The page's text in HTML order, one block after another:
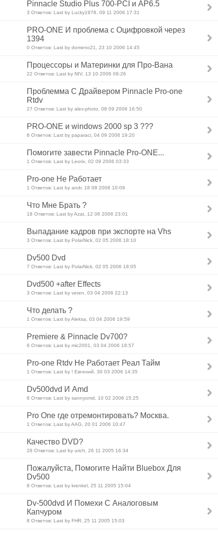
Pinnacle Studio Plus 700-PCI и AP6.5
3 Ответов: Last by Lucky1978, 09 11 2006 17:31
PRO-ONE И проблема с Оцифровкой через
1394
0 Ответов: Last by domeno21, 23 10 2006 14:45
Процессоры и Материнки для Про-Вана
22 Ответов: Last by NIV, 13 10 2006 09:26
Проблемма С Драйвером Pinnacle Pro-one
Rtdv
27 Ответов: Last by alex-photo, 08 09 2006 16:50
PRO-ONE и windows 2000 sp 3 ???
8 Ответов: Last by paparaci, 04 09 2006 19:20
Помогите завести Pinnacle Pro-ONE...
1 Ответов: Last by Leorix, 02 09 2006 03:33
Pro-one Не Работает
1 Ответов: Last by andr, 18 08 2006 10:09
Что Мне Брать ?
18 Ответов: Last by Azat, 12 06 2006 23:01
Выпадание кадров при экспорте на Vhs
3 Ответов: Last by PolarNick, 02 05 2006 18:10
Dv500 Dvd
7 Ответов: Last by PolarNick, 02 05 2006 18:05
Dvd500 +after Effects
3 Ответов: Last by veren, 03 04 2006 22:13
Что делать ?
1 Ответов: Last by Aleksa, 03 04 2006 19:59
Premiere & Pinnacle Dv700?
6 Ответов: Last by mic2001, 03 04 2006 18:57
Pro-one Rtdv Не Работает Реал Тайм
1 Ответов: Last by ! Евгений, 30 03 2006 14:35
Dv500dvd И Amd
8 Ответов: Last by sannyomd, 10 02 2006 15:25
Pro One где отремонтировать? Москва.
1 Ответов: Last by AAG, 20 01 2006 10:47
Качество DVD?
28 Ответов: Last by urich, 26 11 2005 16:34
Пожалуйста, Помогите Найти Bluebox Для
Dv500
8 Ответов: Last by krenkel, 25 11 2005 15:04
Dv-500dvd И Помехи С Аналоговым
Капчуром
8 Ответов: Last by FHR, 25 11 2005 15:03